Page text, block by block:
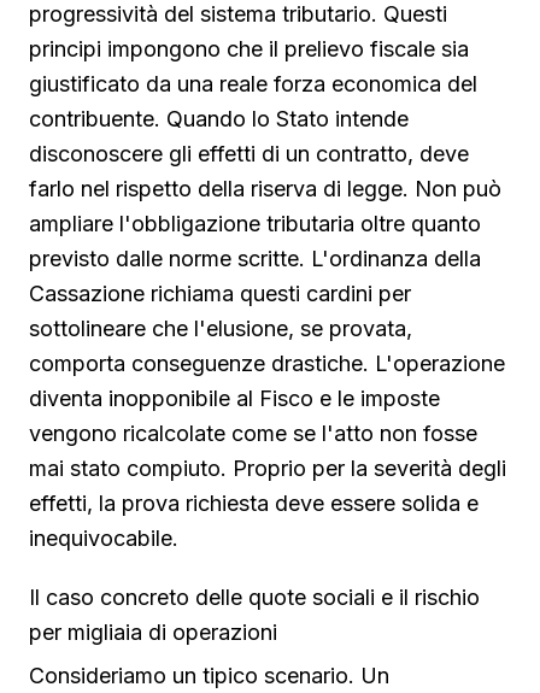
progressività del sistema tributario. Questi
principi impongono che il prelievo fiscale sia
giustificato da una reale forza economica del
contribuente. Quando lo Stato intende
disconoscere gli effetti di un contratto, deve
farlo nel rispetto della riserva di legge. Non può
ampliare l'obbligazione tributaria oltre quanto
previsto dalle norme scritte. L'ordinanza della
Cassazione richiama questi cardini per
sottolineare che l'elusione, se provata,
comporta conseguenze drastiche. L'operazione
diventa inopponibile al Fisco e le imposte
vengono ricalcolate come se l'atto non fosse
mai stato compiuto. Proprio per la severità degli
effetti, la prova richiesta deve essere solida e
inequivocabile.
Il caso concreto delle quote sociali e il rischio
per migliaia di operazioni
Consideriamo un tipico scenario. Un